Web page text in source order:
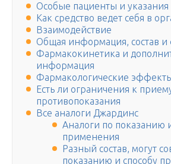
Особые пациенты и указания
Как средство ведет себя в
Взаимодействие
Общая информация, состав
Фармакокинетика и
информация
Фармакологические
Есть ли ограничения к
противопоказания
Все аналоги Джардинс
Аналоги по показанию
применения
Разный состав, могут
показанию и способу